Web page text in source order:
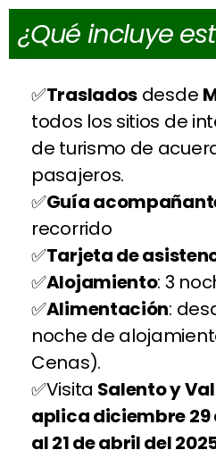
¿Qué incluye
Traslados desde
todos los sitios de
de turismo de
pasajeros.
Guía
recorrido
Tarjeta de
Alojamiento: 3
Alimentación:
noche de
Cenas).
Visita Salento y
aplica diciembre 29
al 21 de abril del